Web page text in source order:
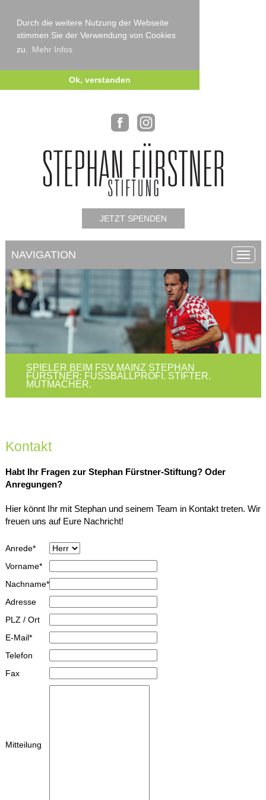
Durch die weitere Nutzung der Webseite
stimmen Sie der Verwendung von Cookies
zu.
Mehr Infos
Ok, verstanden
JETZT SPENDEN
NAVIGATION
SPIELER BEIM FSV MAINZ STEPHAN
FÜRSTNER: FUSSBALLPROFI. STIFTER. M
UTMACHER.
Kontakt
Habt Ihr Fragen zur Stephan Fürstner-Stiftung? Oder
Anregungen?
Hier könnt Ihr mit Stephan und seinem Team in Kontakt treten. Wir
freuen uns auf Eure Nachricht!
Anrede*
Vorname*
Nachname*
Adresse
PLZ / Ort
E-Mail*
Telefon
Fax
Mitteilung